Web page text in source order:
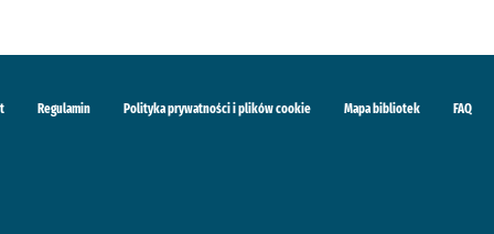
Regulamin Polityka prywatności i plików cookie Mapa bibliotek FAQ